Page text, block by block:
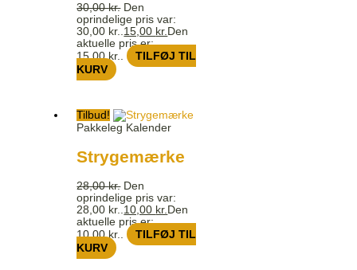
30,00kr. Den
oprindelige pris var:
30,00 kr.. 15,00 kr. Den
aktuelle pris er:
15,00 kr..
TILFØJ TIL
KURV
Tilbud!
Pakkeleg Kalender
Strygemærke
28,00kr. Den
oprindelige pris var:
28,00 kr.. 10,00 kr. Den
aktuelle pris er:
10,00 kr..
TILFØJ TIL
KURV